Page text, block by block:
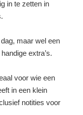
in te zetten in
maar wel een
extra’s.
voor wie een
in een klein
notities voor